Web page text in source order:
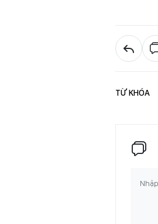
TỪ KHÓA